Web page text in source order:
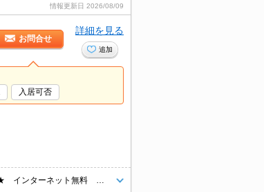
情報更新日 2026/08/09
お問合せ
詳細を見る
追加
入居可否